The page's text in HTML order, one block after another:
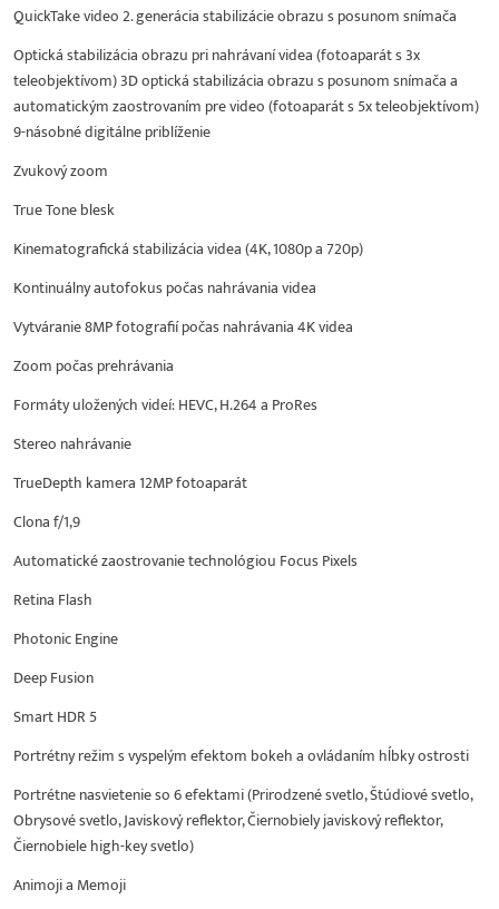
QuickTake video 2. generácia stabilizácie obrazu s posunom snímača
Optická stabilizácia obrazu pri nahrávaní videa (fotoaparát s 3x
teleobjektívom) 3D optická stabilizácia obrazu s posunom snímača a
automatickým zaostrovaním pre video (fotoaparát s 5x teleobjektívom)
9-násobné digitálne priblíženie
Zvukový zoom
True Tone blesk
Kinematografická stabilizácia videa (4K, 1080p a 720p)
Kontinuálny autofokus počas nahrávania videa
Vytváranie 8MP fotografií počas nahrávania 4K videa
Zoom počas prehrávania
Formáty uložených videí: HEVC, H.264 a ProRes
Stereo nahrávanie
TrueDepth kamera 12MP fotoaparát
Clona f/1,9
Automatické zaostrovanie technológiou Focus Pixels
Retina Flash
Photonic Engine
Deep Fusion
Smart HDR 5
Portrétny režim s vyspelým efektom bokeh a ovládaním hĺbky ostrosti
Portrétne nasvietenie so 6 efektami (Prirodzené svetlo, Štúdiové svetlo,
Obrysové svetlo, Javiskový reflektor, Čiernobiely javiskový reflektor,
Čiernobiele high-key svetlo)
Animoji a Memoji